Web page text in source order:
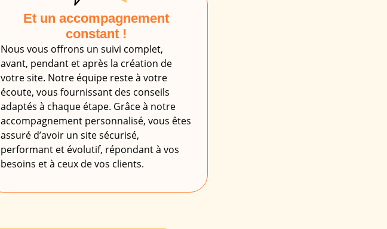
Et un accompagnement
constant !
Nous vous offrons un suivi complet,
avant, pendant et après la création de
votre site. Notre équipe reste à votre
écoute, vous fournissant des conseils
adaptés à chaque étape. Grâce à notre
accompagnement personnalisé, vous êtes
assuré d’avoir un site sécurisé,
performant et évolutif, répondant à vos
besoins et à ceux de vos clients.